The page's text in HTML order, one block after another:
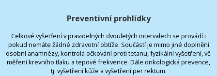
Preventivní prohlídky
Celkové vyšetření v pravidelných dvouletých intervalech se provádí i
pokud nemáte žádné zdravotní obtíže. Součástí je mimo jiné doplnění
osobní anamnézy, kontrola očkování proti tetanu, fyzikální vyšetření, vč.
měření krevního tlaku a tepové frekvence. Dále onkologická prevence,
tj. vyšetření kůže a vyšetření per rektum.